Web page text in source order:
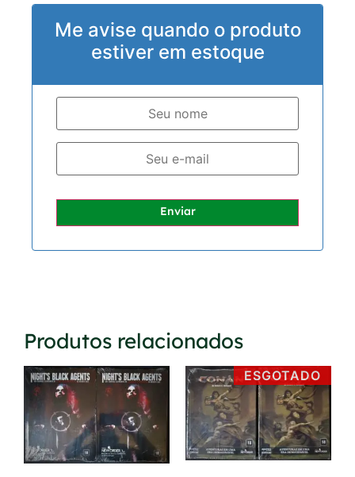
Me avise quando o produto
estiver em estoque
Enviar
Produtos relacionados
ESGOTADO